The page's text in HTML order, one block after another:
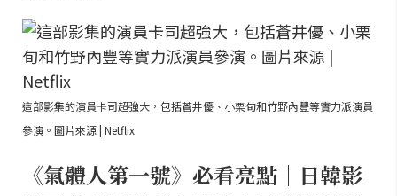
這部影集的演員卡司超強大，包括蒼井優、小栗旬和竹野內豐等實力派演員
參演。圖片來源 | Netflix
《氣體人第一號》必看亮點｜日韓影